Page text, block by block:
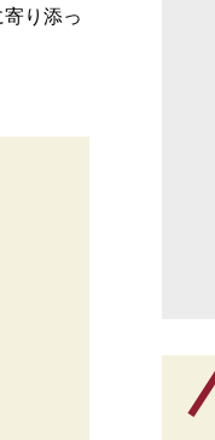
り添っ